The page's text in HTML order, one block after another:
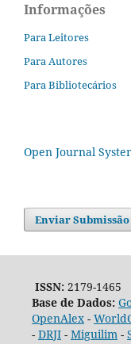
Informações
Para Leitores
Para Autores
Para Bibliotecários
Open Journal
Enviar Submissão
ISSN:2179-
Base de Dados:
OpenAlex-
- DRJI- Miguilim-